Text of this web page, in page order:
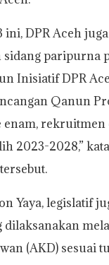
ini, DPR Aceh juga
sidang paripurna
Inisiatif DPR
Qanun
enam, rekruitmen
2023-2028,”
Yaya, legislatif
dilaksanakan
(AKD) sesuai